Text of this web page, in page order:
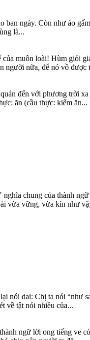
ngày. Còn như áo
là...
muôn loài! Hùm giỏi
người nữa, để nó vồ được
đến với phương trời
ăn (cầu thực: kiếm ăn...
chung của thành
vừa vững, vừa kín như
nói dai: Chị ta nói “như
về tật nói nhiều của...
ngữ lời ong tiếng ve